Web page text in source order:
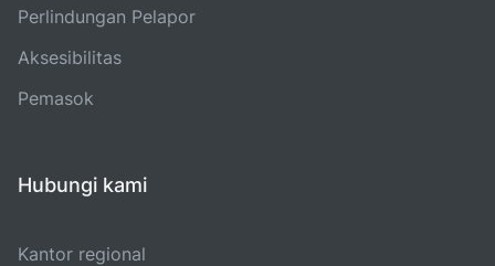
Perlindungan Pelapor
Aksesibilitas
Pemasok
Hubungi kami
Kantor regional